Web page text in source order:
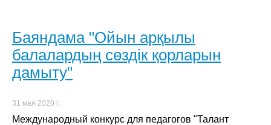
Баяндама "Ойын арқылы
балалардың сөздік қорларын
дамыту"
31 мая 2020 г.
Международный конкурс для педагогов "Талант